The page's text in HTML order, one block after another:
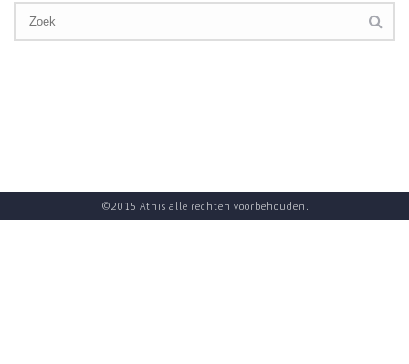
©2015 Athis alle rechten voorbehouden.